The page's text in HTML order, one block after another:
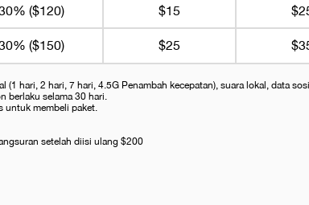
($120) $15
($150) $25
hari, 2 hari, 7 hari, 4.5G Penambah kecepatan), suara lokal, data
berlaku selama 30 hari.
untuk membeli paket.
setelah diisi ulang $200